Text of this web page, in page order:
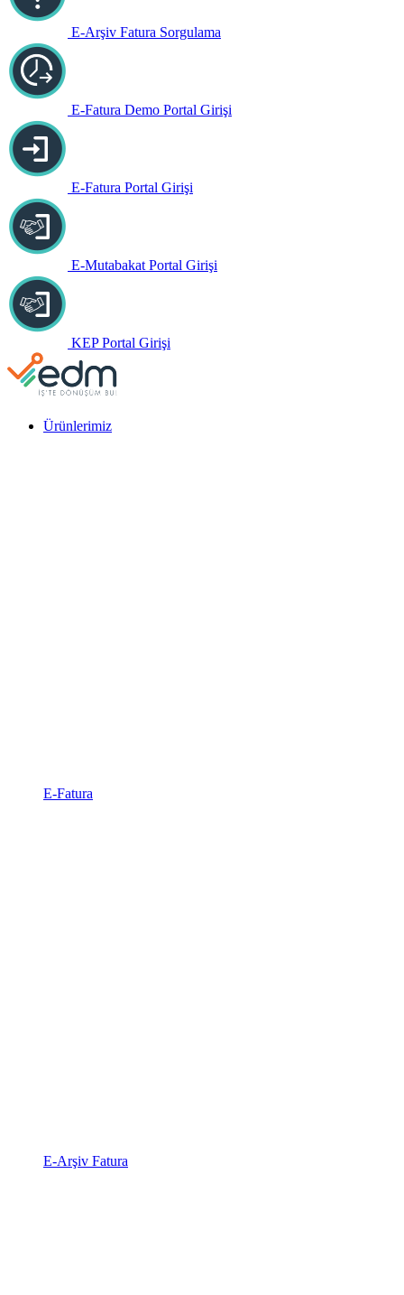
E-Arşiv Fatura Sorgulama
E-Fatura Demo Portal Girişi
E-Fatura Portal Girişi
E-Mutabakat Portal Girişi
KEP Portal Girişi
Ürünlerimiz
E-Fatura
E-Arşiv Fatura